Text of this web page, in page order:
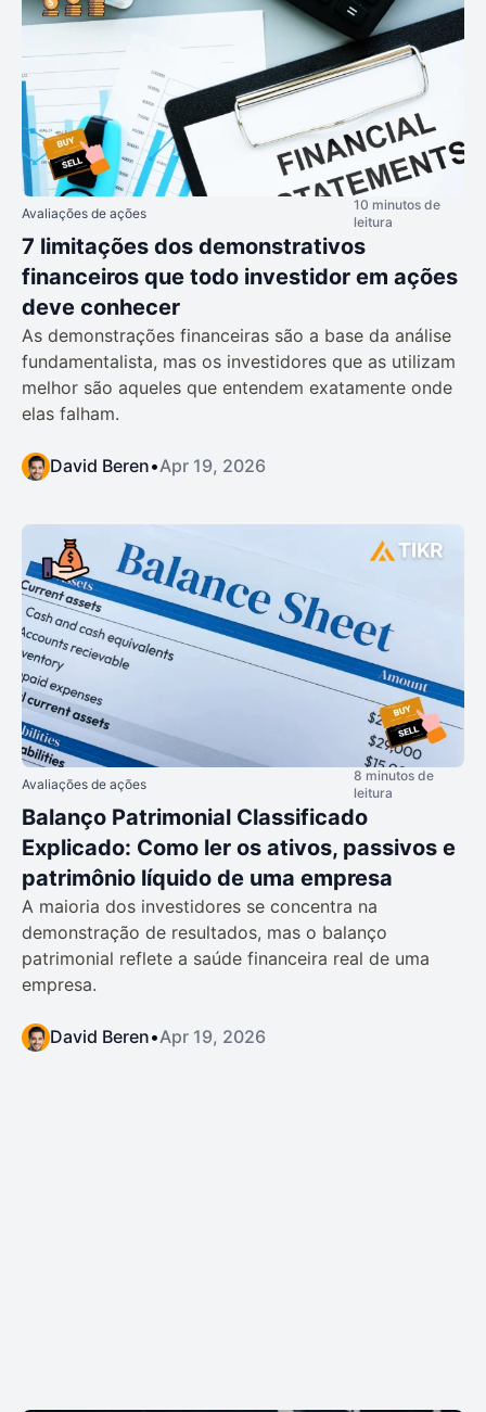
Avaliações de ações
10 minutos de
leitura
7 limitações dos demonstrativos
financeiros que todo investidor em ações
deve conhecer
As demonstrações financeiras são a base da análise
fundamentalista, mas os investidores que as utilizam
melhor são aqueles que entendem exatamente onde
elas falham.
David Beren•Apr 19, 2026
Avaliações de ações
8 minutos de
leitura
Balanço Patrimonial Classificado
Explicado: Como ler os ativos, passivos e
patrimônio líquido de uma empresa
A maioria dos investidores se concentra na
demonstração de resultados, mas o balanço
patrimonial reflete a saúde financeira real de uma
empresa.
David Beren•Apr 19, 2026